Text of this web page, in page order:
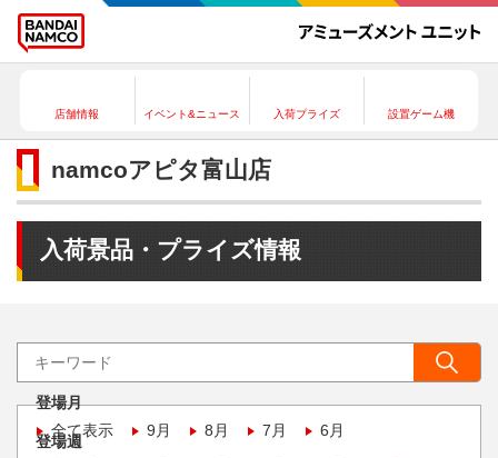
店舗情報 イベント&ニュース 入荷プライズ 設置ゲーム機
namcoアピタ富山店
入荷景品・プライズ情報
登場月
全て表示
9月 8月 7月 6月
登場週